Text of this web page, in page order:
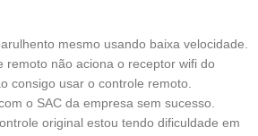
mesmo usando baixa velocidade.
remoto não aciona o receptor wifi do
consigo usar o controle remoto.
o SAC da empresa sem sucesso.
original estou tendo dificuldade em